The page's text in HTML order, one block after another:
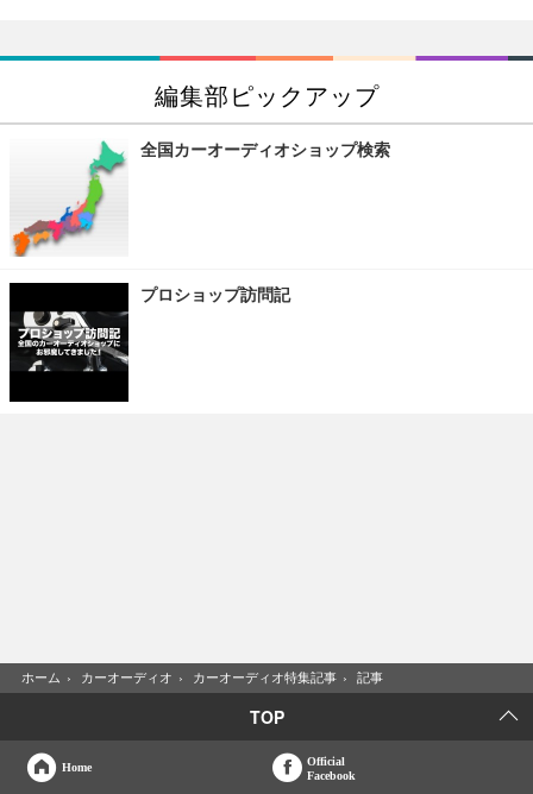
編集部ピックアップ
全国カーオーディオショップ検索
プロショップ訪問記
ホーム › カーオーディオ › カーオーディオ特集記事 › 記事
TOP
Home
Official
Facebook